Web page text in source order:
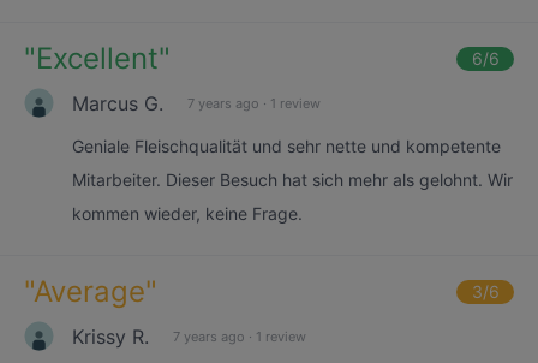
"Excellent" 6/6
Marcus G. 7 years ago · 1 review
Geniale Fleischqualität und sehr nette und kompetente
Mitarbeiter. Dieser Besuch hat sich mehr als gelohnt. Wir
kommen wieder, keine Frage.
"Average" 3/6
Krissy R. 7 years ago · 1 review